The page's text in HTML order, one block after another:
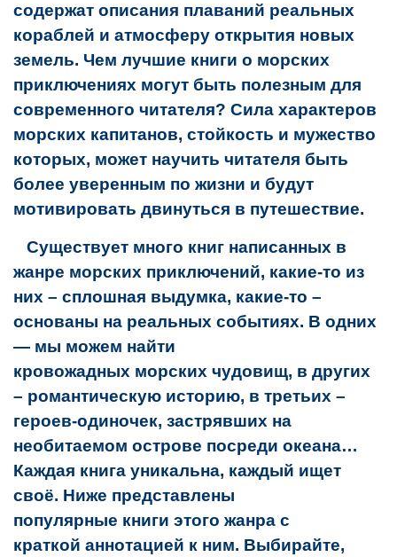
содержат описания плаваний реальных
кораблей и атмосферу открытия новых
земель. Чем лучшие книги о морских
приключениях могут быть полезным для
современного читателя? Сила характеров
морских капитанов, стойкость и мужество
которых, может научить читателя быть
более уверенным по жизни и будут
мотивировать двинуться в путешествие.
Существует много книг написанных в
жанре морских приключений, какие-то из
них – сплошная выдумка, какие-то –
основаны на реальных событиях. В одних
— мы можем найти
кровожадных морских чудовищ, в других
– романтическую историю, в третьих –
героев-одиночек, застрявших на
необитаемом острове посреди океана…
Каждая книга уникальна, каждый ищет
своё. Ниже представлены
популярные книги этого жанра с
краткой аннотацией к ним. Выбирайте,